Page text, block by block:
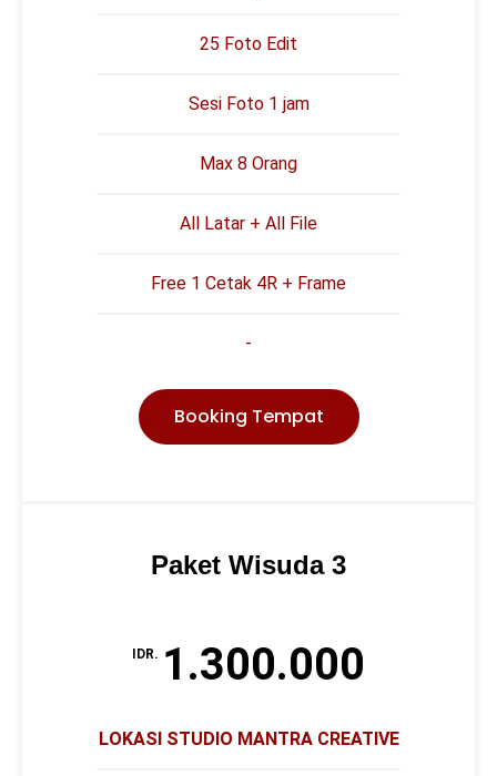
25 Foto Edit
Sesi Foto 1 jam
Max 8 Orang
All Latar + All File
Free 1 Cetak 4R + Frame
-
Booking Tempat
Paket Wisuda 3
IDR. 1.300.000
LOKASI STUDIO MANTRA CREATIVE